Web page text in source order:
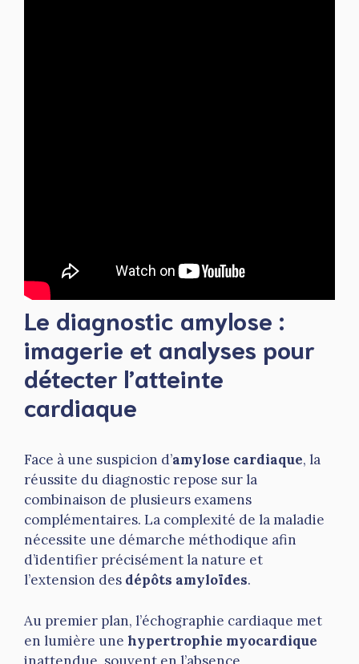
Le diagnostic amylose :
imagerie et analyses pour
détecter l’atteinte
cardiaque
Face à une suspicion d’amylose cardiaque, la
réussite du diagnostic repose sur la
combinaison de plusieurs examens
complémentaires. La complexité de la maladie
nécessite une démarche méthodique afin
d’identifier précisément la nature et
l’extension des dépôts amyloïdes.
Au premier plan, l’échographie cardiaque met
en lumière une hypertrophie myocardique
inattendue, souvent en l’absence